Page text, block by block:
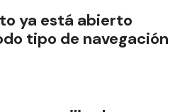
ya está abierto
tipo de navegación